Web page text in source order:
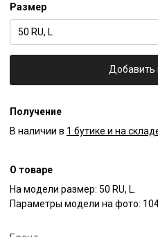
Размер
50 RU, L
Добавить
Получение
В наличии в 1 бутике и на
О товаре
На модели размер: 50 RU, L.
Параметры модели на фото: